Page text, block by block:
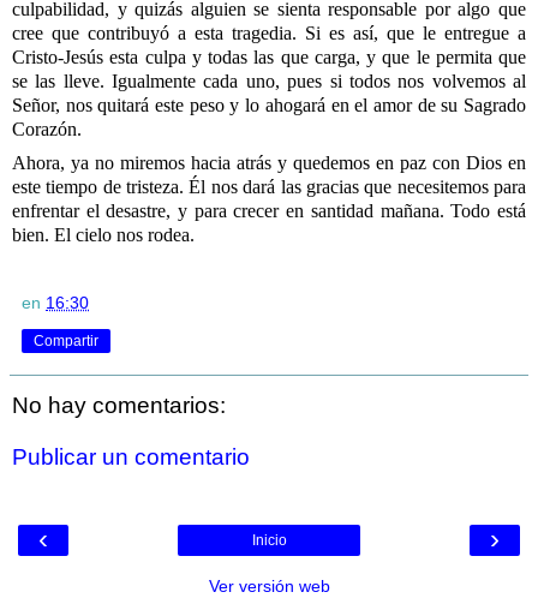
culpabilidad, y quizás alguien se sienta responsable por algo que
cree que contribuyó a esta tragedia. Si es así, que le entregue a
Cristo-Jesús esta culpa y todas las que carga, y que le permita que
se las lleve. Igualmente cada uno, pues si todos nos volvemos al
Señor, nos quitará este peso y lo ahogará en el amor de su Sagrado
Corazón.
Ahora, ya no miremos hacia atrás y quedemos en paz con Dios en
este tiempo de tristeza. Él nos dará las gracias que necesitemos para
enfrentar el desastre, y para crecer en santidad mañana. Todo está
bien. El cielo nos rodea.
en 16:30
Compartir
No hay comentarios:
Publicar un comentario
‹ ›
Inicio
Ver versión web